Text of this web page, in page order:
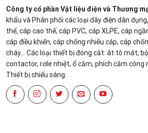
Công ty cổ phần Vật liệu điện và Thương
khẩu và Phân phối các loại dây điện dân
thế, cáp cao thế, cáp PVC, cáp XLPE, cáp
cáp điều khiển, cáp chống nhiễu cáp, cáp
cháy... Các loại thiết bị đóng cắt: át tô mát,
contactor, rơle nhiệt, ổ cắm, phích cắm công
Thiết bị chiếu sáng.